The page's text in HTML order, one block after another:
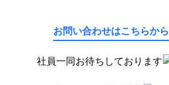
お問い合わせはこちらから
社員一同お待ちしております